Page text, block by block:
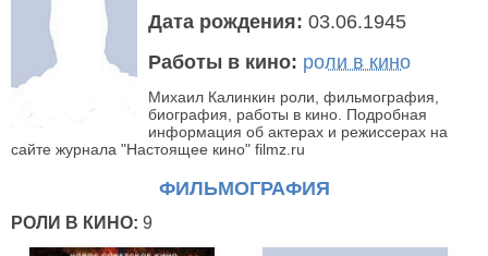
Дата рождения: 03.06.1945
Работы в кино: роли в кино
Михаил Калинкин роли, фильмография,
биография, работы в кино. Подробная
информация об актерах и режиссерах на
сайте журнала "Настоящее кино" filmz.ru
ФИЛЬМОГРАФИЯ
РОЛИ В КИНО: 9